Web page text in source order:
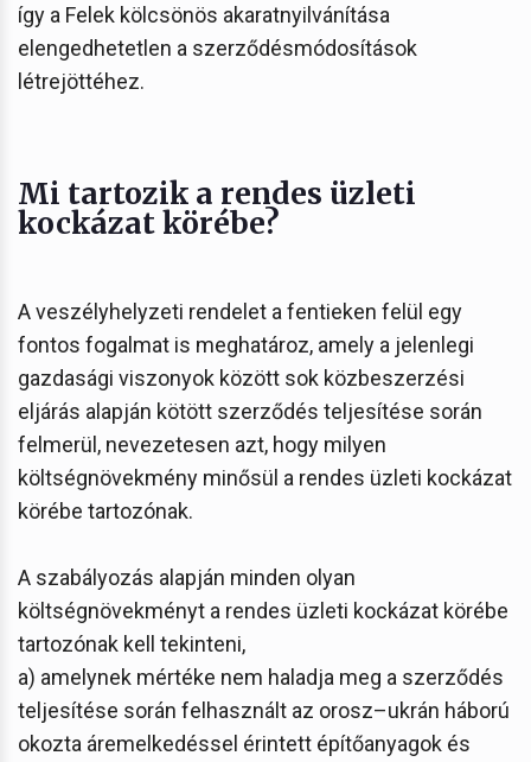
így a Felek kölcsönös akaratnyilvánítása
elengedhetetlen a szerződésmódosítások
létrejöttéhez.
Mi tartozik a rendes üzleti
kockázat körébe?
A veszélyhelyzeti rendelet a fentieken felül egy
fontos fogalmat is meghatároz, amely a jelenlegi
gazdasági viszonyok között sok közbeszerzési
eljárás alapján kötött szerződés teljesítése során
felmerül, nevezetesen azt, hogy milyen
költségnövekmény minősül a rendes üzleti kockázat
körébe tartozónak.
A szabályozás alapján minden olyan
költségnövekményt a rendes üzleti kockázat körébe
tartozónak kell tekinteni,
a) amelynek mértéke nem haladja meg a szerződés
teljesítése során felhasznált az orosz–ukrán háború
okozta áremelkedéssel érintett építőanyagok és